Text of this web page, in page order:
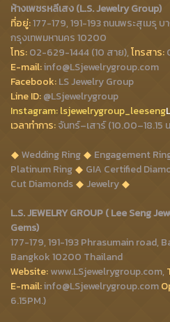
ห้างเพชรหลีเสง (L.S. Jewelry Group)
ที่อยู่:177-179, 191-193 ถนนพระสุเมรุ
กรุงเทพมหานคร 10200
โทร:02-629-1444 (10 สาย),โทรสาร:
E-mail:info@LSjewelrygroup.com
Facebook:LS Jewelry Group
Line ID:@LSjewelrygroup
Instagram:lsjewelrygroup_leeseng
เวลาทำการ:จันทร์–เสาร์ (10.00–18.15
Wedding Ring
Engagement
Platinum Ring
GIA Certified
Cut Diamonds
Jewelry
L.S. JEWELRY GROUP ( Lee Seng
Gems)
177-179, 191-193 Phrasumain road,
Bangkok 10200 Thailand
Website:www.LSjewelrygroup.com,
E-mail:info@LSjewelrygroup.com
6.15PM.)